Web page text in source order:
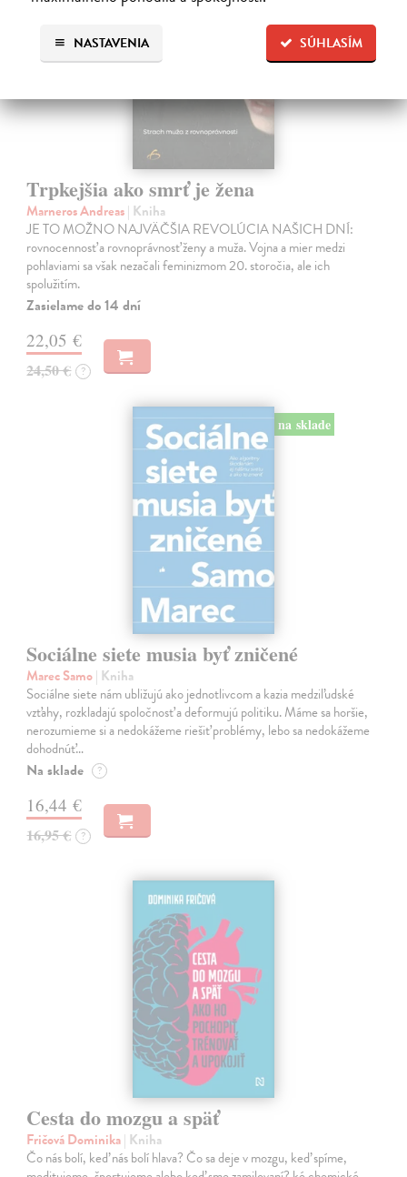
SÚHLASÍM
NASTAVENIA
Trpkejšia ako smrť je žena
Marneros Andreas| Kniha
JE TO MOŽNO NAJVÄČŠIA REVOLÚCIA NAŠICH DNÍ:
rovnocennosť a rovnoprávnosť ženy a muža. Vojna a mier medzi
pohlaviami sa však nezačali feminizmom 20. storočia, ale ich
spolužitím.
Zasielame do 14 dní
22,05 €
24,50 € ?
na sklade
Sociálne siete musia byť zničené
Marec Samo| Kniha
Sociálne siete nám ubližujú ako jednotlivcom a kazia medziľudské
vzťahy, rozkladajú spoločnosť a deformujú politiku. Máme sa horšie,
nerozumieme si a nedokážeme riešiť problémy, lebo sa nedokážeme
dohodnúť…
Na sklade ?
16,44 €
16,95 € ?
Cesta do mozgu a späť
Fričová Dominika| Kniha
Čo nás bolí, keď nás bolí hlava? Čo sa deje v mozgu, keď spíme,